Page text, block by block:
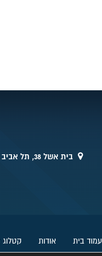
בית אשל 38, תל אביב
עמוד בית אודות קטלוג